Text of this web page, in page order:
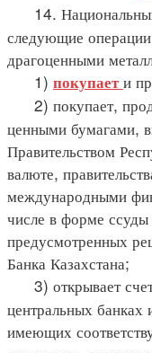
14. Национальный
следующие
драгоценными
1) покупаети
2) покупает,
ценными бумагами,
Правительством
валюте,
международными
числе в форме
предусмотренных
Банка Казахстана;
3) открывает
центральных банках
имеющих